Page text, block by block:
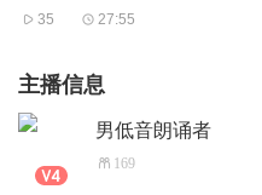
35 27:55
主播信息
男低音朗诵者
169